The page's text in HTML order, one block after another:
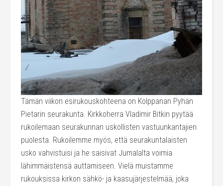
Tämän viikon esirukouskohteena on Kolppanan Pyhän
Pietarin seurakunta. Kirkkoherra Vladimir Bitkin pyytää
rukoilemaan seurakunnan uskollisten vastuunkantajien
puolesta. Rukoilemme myös, että seurakuntalaisten
usko vahvistuisi ja he saisivat Jumalalta voimia
lähimmäistensä auttamiseen. Vielä muistamme
rukouksissa kirkon sähkö- ja kaasujärjestelmää, joka